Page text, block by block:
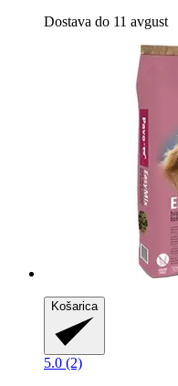
Dostava do 11 avgust
Košarica
5.0 (2)